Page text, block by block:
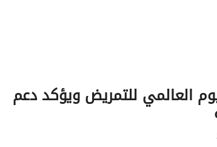
العالمي للتمريض ويؤكد دعم